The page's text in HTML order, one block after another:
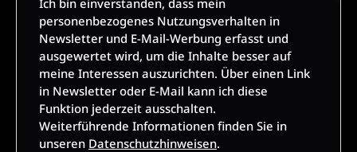
Werbung kann ich jederzeit abbestellen.
Ich bin einverstanden, dass mein personenbezogenes
Nutzungsverhalten in Newsletter und E-Mail-Werbung erfasst
und ausgewertet wird, um die Inhalte besser auf meine
Interessen auszurichten. Über einen Link in Newsletter oder
E-Mail kann ich diese Funktion jederzeit ausschalten.
Weiterführende Informationen finden Sie in unseren
Datenschutzhinweisen
Ich bin einverstanden, dass mein
personenbezogenes Nutzungsverhalten in
Newsletter und E-Mail-Werbung erfasst und
ausgewertet wird, um die Inhalte besser auf
meine Interessen auszurichten. Über einen Link
in Newsletter oder E-Mail kann ich diese
Funktion jederzeit ausschalten.
Weiterführende Informationen finden Sie in
unseren Datenschutzhinweisen.